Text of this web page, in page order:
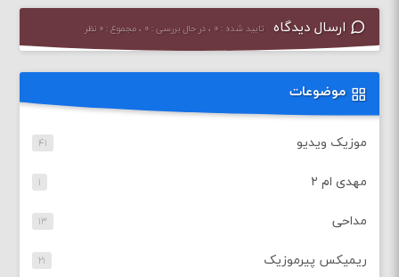
ارسال دیدگاه تایید شده : ۰ ، در حال بررسی : ۰ ، مجموع : ۰ نظر
موضوعات
موزیک ویدیو ۴۱
مهدی ام ۲ ۱
مداحی ۱۳
ریمیکس پیرموزیک ۲۱